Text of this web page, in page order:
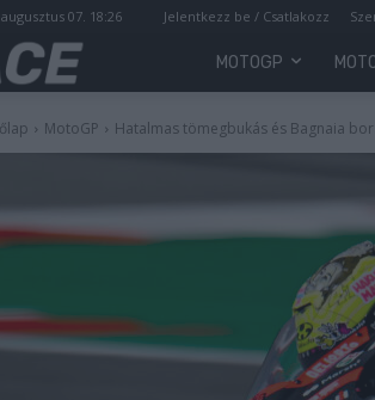
07. 18:26 Jelentkezz be / Csatlakozz
MOTOGP
MotoGP Hatalmas tömegbukás és Bagnaia